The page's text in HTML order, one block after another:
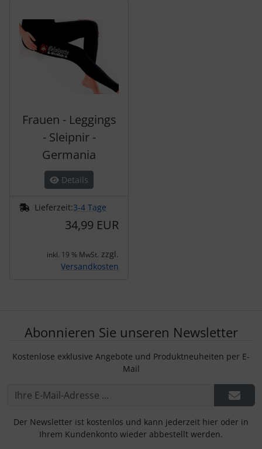
Frauen - Leggings
- Sleipnir -
Germania
Details
Lieferzeit:3-4 Tage
34,99 EUR
inkl. 19 % MwSt. zzgl.
Versandkosten
Abonnieren Sie unseren Newsletter
Kostenlose exklusive Angebote und Produktneuheiten per E-
Mail
Der Newsletter ist kostenlos und kann jederzeit hier oder in
Ihrem Kundenkonto wieder abbestellt werden.